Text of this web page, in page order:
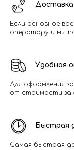
Доставка
Если основное
оператору и мы
Удобная
Для оформления
от стоимости
Быстрая
Самая быстрая